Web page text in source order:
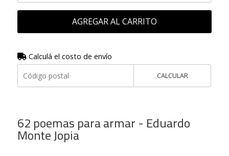
AGREGAR AL CARRITO
Calculá el costo de envío
CALCULAR
62 poemas para armar - Eduardo
Monte Jopia